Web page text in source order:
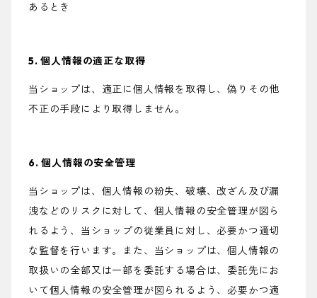
あるとき
5. 個人情報の適正な取得
当ショップは、適正に個人情報を取得し、偽りその他
不正の手段により取得しません。
6. 個人情報の安全管理
当ショップは、個人情報の紛失、破壊、改ざん及び漏
洩などのリスクに対して、個人情報の安全管理が図ら
れるよう、当ショップの従業員に対し、必要かつ適切
な監督を行います。また、当ショップは、個人情報の
取扱いの全部又は一部を委託する場合は、委託先にお
いて個人情報の安全管理が図られるよう、必要かつ適